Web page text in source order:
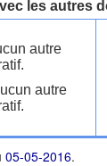
les autres
autre
autre
05-05-2016.